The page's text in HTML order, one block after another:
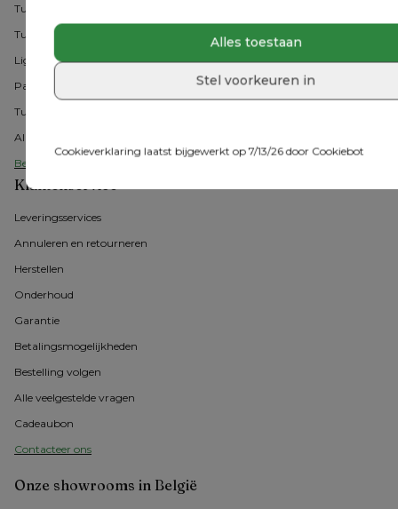
Alles toestaan
Stel voorkeuren in
Cookieverklaring laatst bijgewerkt op 7/13/26 door Cookiebot
Tuintafels
Tuinstoelen
Ligbedden
Parasols
Tuinmeubel accessoires
Alle acties
Bekijk alle tuinmeubelen
Klantenservice
Leveringsservices
Annuleren en retourneren
Herstellen
Onderhoud
Garantie
Betalingsmogelijkheden
Bestelling volgen
Alle veelgestelde vragen
Cadeaubon
Contacteer ons
Onze showrooms in België